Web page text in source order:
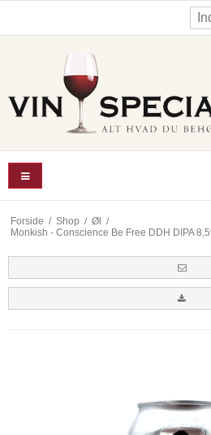
Forside / Shop / Øl
/
Monkish - Conscience Be Free DDH DIPA